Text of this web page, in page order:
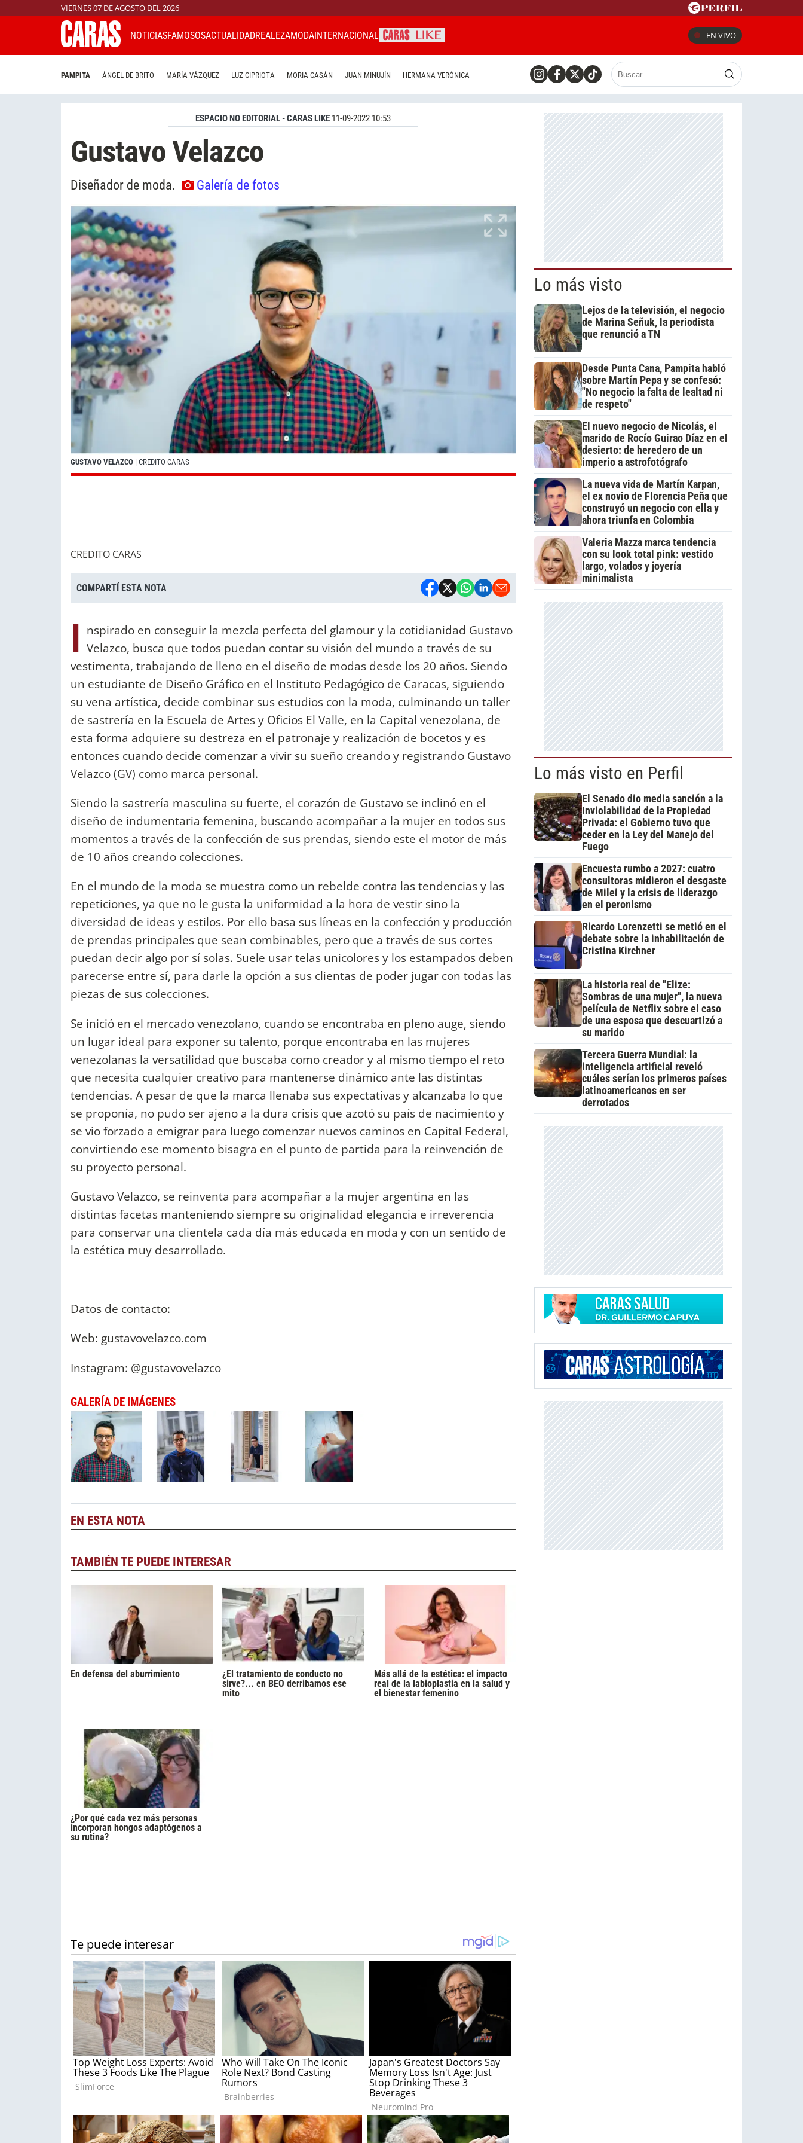
VIERNES 07 DE AGOSTO DEL 2026
NOTICIASFAMOSOSACTUALIDADREALEZAMODAINTERNACIONAL EN VIVO
PAMPITA ÁNGEL DE BRITO MARÍA VÁZQUEZ LUZ CIPRIOTA MORIA CASÁN JUAN MINUJÍN HERMANA VERÓNICA
ESPACIO NO EDITORIAL - CARAS LIKE 11-09-2022 10:53
Gustavo Velazco
Diseñador de moda. Galería de fotos
GUSTAVO VELAZCO | CREDITO CARAS
CREDITO CARAS
COMPARTÍ ESTA NOTA
I nspirado en conseguir la mezcla perfecta del glamour y la cotidianidad Gustavo
Velazco, busca que todos puedan contar su visión del mundo a través de su
vestimenta, trabajando de lleno en el diseño de modas desde los 20 años. Siendo
un estudiante de Diseño Gráfico en el Instituto Pedagógico de Caracas, siguiendo
su vena artística, decide combinar sus estudios con la moda, culminando un taller
de sastrería en la Escuela de Artes y Oficios El Valle, en la Capital venezolana, de
esta forma adquiere su destreza en el patronaje y realización de bocetos y es
entonces cuando decide comenzar a vivir su sueño creando y registrando Gustavo
Velazco (GV) como marca personal.
Siendo la sastrería masculina su fuerte, el corazón de Gustavo se inclinó en el
diseño de indumentaria femenina, buscando acompañar a la mujer en todos sus
momentos a través de la confección de sus prendas, siendo este el motor de más
de 10 años creando colecciones.
En el mundo de la moda se muestra como un rebelde contra las tendencias y las
repeticiones, ya que no le gusta la uniformidad a la hora de vestir sino la
diversidad de ideas y estilos. Por ello basa sus líneas en la confección y producción
de prendas principales que sean combinables, pero que a través de sus cortes
puedan decir algo por sí solas. Suele usar telas unicolores y los estampados deben
parecerse entre sí, para darle la opción a sus clientas de poder jugar con todas las
piezas de sus colecciones.
Se inició en el mercado venezolano, cuando se encontraba en pleno auge, siendo
un lugar ideal para exponer su talento, porque encontraba en las mujeres
venezolanas la versatilidad que buscaba como creador y al mismo tiempo el reto
que necesita cualquier creativo para mantenerse dinámico ante las distintas
tendencias. A pesar de que la marca llenaba sus expectativas y alcanzaba lo que
se proponía, no pudo ser ajeno a la dura crisis que azotó su país de nacimiento y
se vio forzado a emigrar para luego comenzar nuevos caminos en Capital Federal,
convirtiendo ese momento bisagra en el punto de partida para la reinvención de
su proyecto personal.
Gustavo Velazco, se reinventa para acompañar a la mujer argentina en las
distintas facetas manteniendo siempre su originalidad elegancia e irreverencia
para conservar una clientela cada día más educada en moda y con un sentido de
la estética muy desarrollado.
Datos de contacto:
Web: gustavovelazco.com
Instagram: @gustavovelazco
GALERÍA DE IMÁGENES
EN ESTA NOTA
TAMBIÉN TE PUEDE INTERESAR
En defensa del aburrimiento
¿El tratamiento de conducto no
sirve?... en BEO derribamos ese
mito
Más allá de la estética: el impacto
real de la labioplastia en la salud y
el bienestar femenino
¿Por qué cada vez más personas
incorporan hongos adaptógenos a
su rutina?
Lo más visto
Lejos de la televisión, el negocio
de Marina Señuk, la periodista
que renunció a TN
Desde Punta Cana, Pampita habló
sobre Martín Pepa y se confesó:
"No negocio la falta de lealtad ni
de respeto"
El nuevo negocio de Nicolás, el
marido de Rocío Guirao Díaz en el
desierto: de heredero de un
imperio a astrofotógrafo
La nueva vida de Martín Karpan,
el ex novio de Florencia Peña que
construyó un negocio con ella y
ahora triunfa en Colombia
Valeria Mazza marca tendencia
con su look total pink: vestido
largo, volados y joyería
minimalista
Lo más visto en Perfil
El Senado dio media sanción a la
Inviolabilidad de la Propiedad
Privada: el Gobierno tuvo que
ceder en la Ley del Manejo del
Fuego
Encuesta rumbo a 2027: cuatro
consultoras midieron el desgaste
de Milei y la crisis de liderazgo
en el peronismo
Ricardo Lorenzetti se metió en el
debate sobre la inhabilitación de
Cristina Kirchner
La historia real de "Elize:
Sombras de una mujer", la nueva
película de Netflix sobre el caso
de una esposa que descuartizó a
su marido
Tercera Guerra Mundial: la
inteligencia artificial reveló
cuáles serían los primeros países
latinoamericanos en ser
derrotados